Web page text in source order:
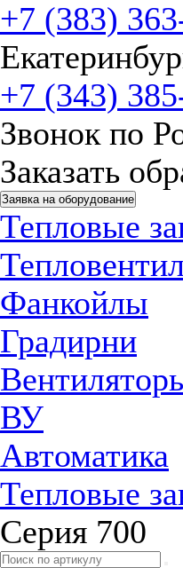
+7 (383)
+7 (343)
Звонок по
Заказать
Заявка на оборудование
Тепловые
Фанкойлы
Градирни
ВУ
Автоматика
Тепловые
Серия 700